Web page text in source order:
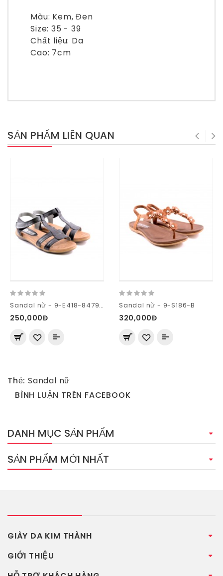
Màu: Kem, Đen
Size: 35 - 39
Chất liệu: Da
Cao: 7cm
SẢN PHẨM LIÊN QUAN
Sandal nữ - 9-E418-8479-XA
250,000Đ
Sandal nữ - 9-S186-B
320,000Đ
Thẻ: Sandal nữ
BÌNH LUẬN TRÊN FACEBOOK
DANH MỤC SẢN PHẨM
SẢN PHẨM MỚI NHẤT
GIÀY DA KIM THÀNH
GIỚI THIỆU